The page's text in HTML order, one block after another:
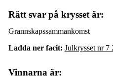
Rätt svar på krysset är:
Grannskapssammankomst
Ladda ner facit: Julkrysset nr 7
Vinnarna är: